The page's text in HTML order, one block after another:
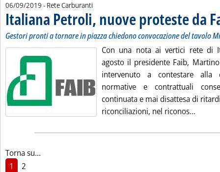
06/09/2019 - Rete Carburanti
Italiana Petroli, nuove proteste da
Gestori pronti a tornare in piazza chiedono convocazione del tavolo
Con una nota ai vertici rete di
agosto il presidente Faib,
intervenuto a contestare alla
normative e contrattuali
continuata e mai disattesa di
riconciliazioni, nel riconos...
Torna su...
1
2